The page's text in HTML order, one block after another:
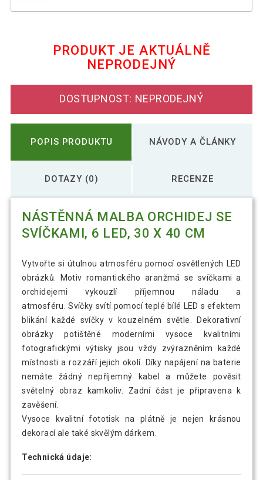
Nástěnná malba slunce za oknem, 1 LED,
PRODUKT JE AKTUÁLNĚ
NEPRODEJNÝ
DOSTUPNOST: NEPRODEJNÝ
POPIS PRODUKTU NÁVODY A ČLÁNKY
DOTAZY (0) RECENZE
NÁSTĚNNÁ MALBA ORCHIDEJ SE
SVÍČKAMI, 6 LED, 30 X 40 CM
Vytvořte si útulnou atmosféru pomocí osvětlených LED
obrázků. Motiv romantického aranžmá se svíčkami a
orchidejemi vykouzlí příjemnou náladu a
atmosféru. Svíčky svítí pomocí teplé bílé LED s efektem
blikání každé svíčky v kouzelném světle. Dekorativní
obrázky potištěné moderními vysoce kvalitními
fotografickými výtisky jsou vždy zvýrazněním každé
místnosti a rozzáří jejich okolí. Díky napájení na baterie
nemáte žádný nepříjemný kabel a můžete pověsit
světelný obraz kamkoliv. Zadní část je připravena k
zavěšení.
Vysoce kvalitní fototisk na plátně je nejen krásnou
dekorací ale také skvělým dárkem.
Technická údaje: